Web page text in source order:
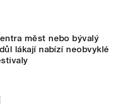
měst nebo bývalý
lákají nabízí neobvyklé